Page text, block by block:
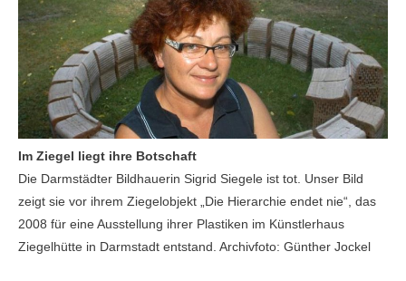
Im Ziegel liegt ihre Botschaft
Die Darmstädter Bildhauerin Sigrid Siegele ist tot. Unser Bild
zeigt sie vor ihrem Ziegelobjekt „Die Hierarchie endet nie“, das
2008 für eine Ausstellung ihrer Plastiken im Künstlerhaus
Ziegelhütte in Darmstadt entstand. Archivfoto: Günther Jockel